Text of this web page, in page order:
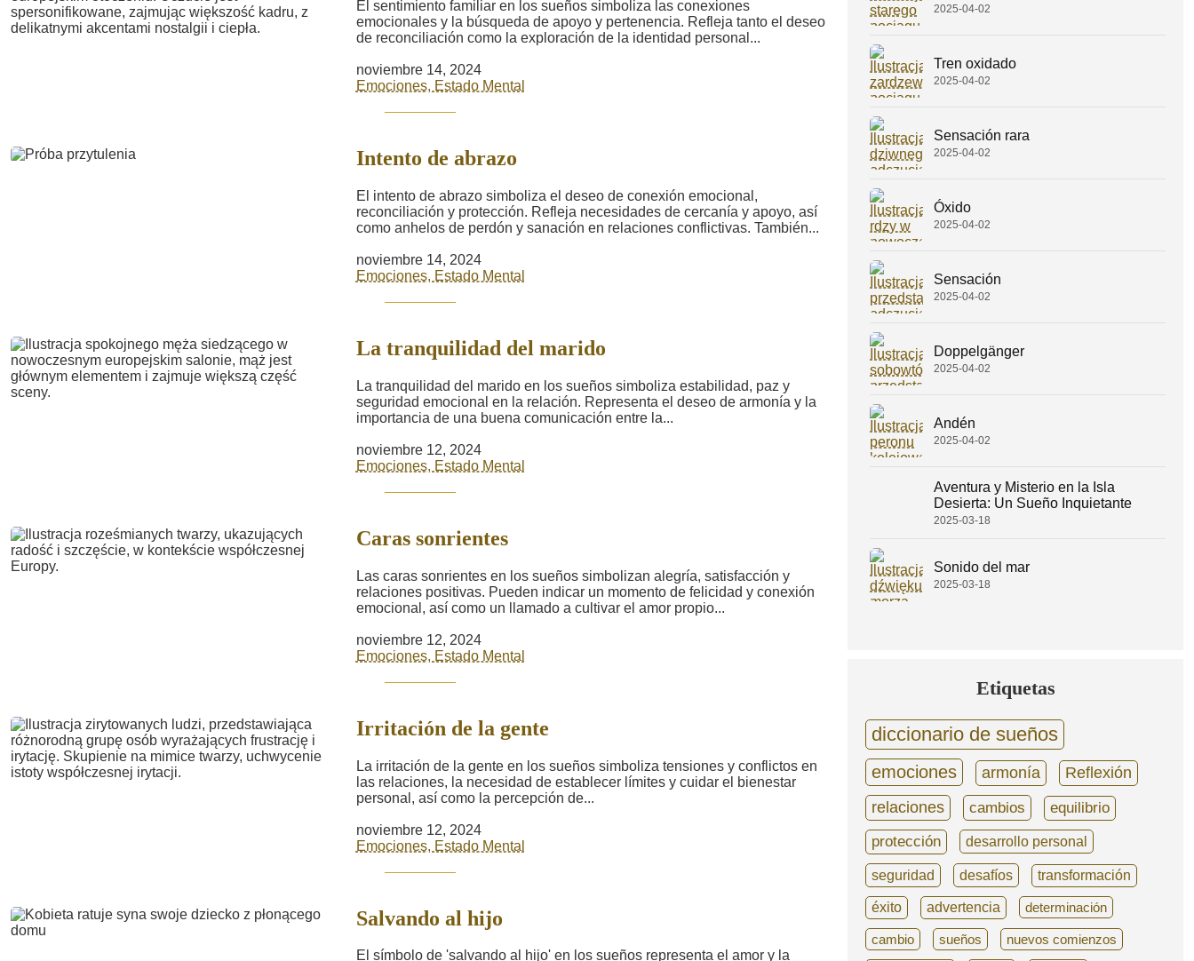
El sentimiento familiar en los sueños simboliza las conexiones
emocionales y la búsqueda de apoyo y pertenencia. Refleja tanto el deseo
de reconciliación como la exploración de la identidad personal...
noviembre 14, 2024
Emociones, Estado Mental
Intento de abrazo
El intento de abrazo simboliza el deseo de conexión emocional,
reconciliación y protección. Refleja necesidades de cercanía y apoyo, así
como anhelos de perdón y sanación en relaciones conflictivas. También...
noviembre 14, 2024
Emociones, Estado Mental
La tranquilidad del marido
La tranquilidad del marido en los sueños simboliza estabilidad, paz y
seguridad emocional en la relación. Representa el deseo de armonía y la
importancia de una buena comunicación entre la...
noviembre 12, 2024
Emociones, Estado Mental
Caras sonrientes
Las caras sonrientes en los sueños simbolizan alegría, satisfacción y
relaciones positivas. Pueden indicar un momento de felicidad y conexión
emocional, así como un llamado a cultivar el amor propio...
noviembre 12, 2024
Emociones, Estado Mental
Irritación de la gente
La irritación de la gente en los sueños simboliza tensiones y conflictos en
las relaciones, la necesidad de establecer límites y cuidar el bienestar
personal, así como la percepción de...
noviembre 12, 2024
Emociones, Estado Mental
Salvando al hijo
El símbolo de 'salvando al hijo' en los sueños representa el amor y la
2025-04-02
Tren oxidado
2025-04-02
Sensación rara
2025-04-02
Óxido
2025-04-02
Sensación
2025-04-02
Doppelgänger
2025-04-02
Andén
2025-04-02
Aventura y Misterio en la Isla
Desierta: Un Sueño Inquietante
2025-03-18
Sonido del mar
2025-03-18
Etiquetas
diccionario de sueños
emociones armonía
Reflexión
relaciones
cambios
equilibrio
protección
desarrollo personal
seguridad desafíos transformación
éxito advertencia determinación
cambio sueños nuevos comienzos